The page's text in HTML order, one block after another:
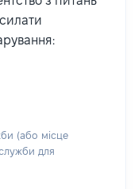
(або місце
для